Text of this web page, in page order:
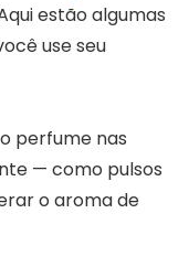
estão algumas
use seu
perfume nas
— como pulsos
o aroma de